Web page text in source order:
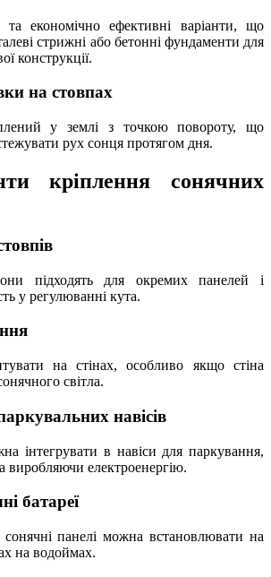
економічно ефективні варіанти, що
стрижні або бетонні фундаменти для
конструкції.
на стовпах
у землі з точкою повороту, що
рух сонця протягом дня.
кріплення сонячних
підходять для окремих панелей і
у регулюванні кута.
на стінах, особливо якщо стіна
світла.
навісів
інтегрувати в навіси для паркування,
виробляючи електроенергію.
батареї
панелі можна встановлювати на
на водоймах.